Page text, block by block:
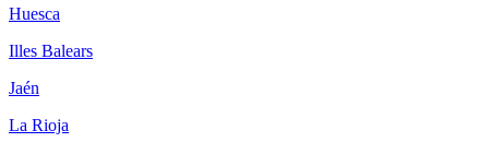
Huesca
Illes Balears
Jaén
La Rioja